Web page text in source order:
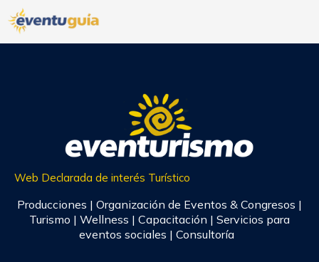
Web Declarada de interés Turístico
Producciones | Organización de Eventos & Congresos |
Turismo | Wellness | Capacitación | Servicios para
eventos sociales | Consultoría